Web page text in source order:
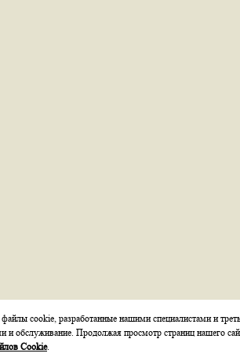
cookie, разработанные нашими специалистами и
и обслуживание. Продолжая просмотр страниц нашего
Cookie.